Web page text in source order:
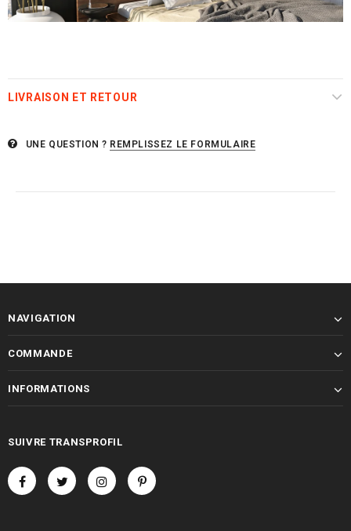
LIVRAISON ET RETOUR
UNE QUESTION ? REMPLISSEZ LE FORMULAIRE
NAVIGATION
COMMANDE
INFORMATIONS
SUIVRE TRANSPROFIL